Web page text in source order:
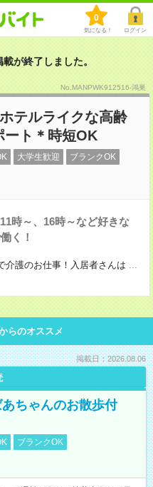
0
気になる！ ログイン
が終了しました。
No.MANPWK912516-鴻巣
テルライクな高齢
ート＊時短OK
大学生歓迎 ブランクOK
時～、16時～など好きな
く！
護のお仕事！入居者さんは ...
らのオススメ
掲載日：2026.08.06
あちゃんのお散歩付
ブランクOK